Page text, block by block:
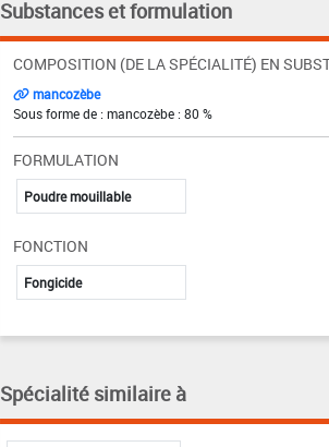
Substances et formulation
COMPOSITION (DE LA SPÉCIALITÉ) EN
mancozèbe
Sous forme de : mancozèbe : 80 %
FORMULATION
Poudre mouillable
FONCTION
Fongicide
Spécialité similaire à